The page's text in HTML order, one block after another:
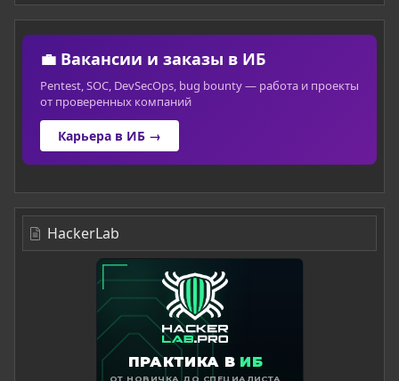
💼 Вакансии и заказы в ИБ
Pentest, SOC, DevSecOps, bug bounty — работа и проекты
от проверенных компаний
Карьера в ИБ →
HackerLab